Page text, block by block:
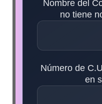
Nombre del
no tiene
Número de
en